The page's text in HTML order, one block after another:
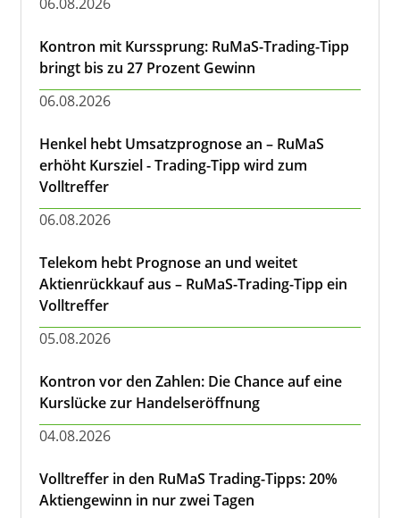
Kontron mit Kurssprung: RuMaS-Trading-Tipp
bringt bis zu 27 Prozent Gewinn
06.08.2026
Henkel hebt Umsatzprognose an – RuMaS
erhöht Kursziel - Trading-Tipp wird zum
Volltreffer
06.08.2026
Telekom hebt Prognose an und weitet
Aktienrückkauf aus – RuMaS-Trading-Tipp ein
Volltreffer
05.08.2026
Kontron vor den Zahlen: Die Chance auf eine
Kurslücke zur Handelseröffnung
04.08.2026
Volltreffer in den RuMaS Trading-Tipps: 20%
Aktiengewinn in nur zwei Tagen